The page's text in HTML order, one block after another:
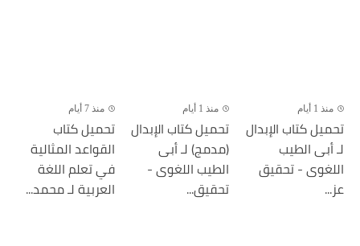
منذ 1 أيام
تحميل كتاب الإبدال
لـ أبى الطيب
اللغوى - تحقيق
عز...
منذ 1 أيام
تحميل كتاب الإبدال
(مدمج) لـ أبى
الطيب اللغوى -
تحقيق...
منذ 7 أيام
تحميل كتاب
القواعد المثالية
في تعلم اللغة
العربية لـ محمد...